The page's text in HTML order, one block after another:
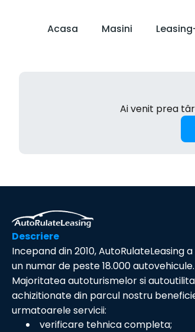
Acasa Masini
Ai venit prea
Descriere
Incepand din 2010, AutoRulateLeasing
un numar de peste 18.000 autovehicule.
Majoritatea autoturismelor si
achizitionate din parcul nostru
urmatoarele servicii:
verificare tehnica completa;